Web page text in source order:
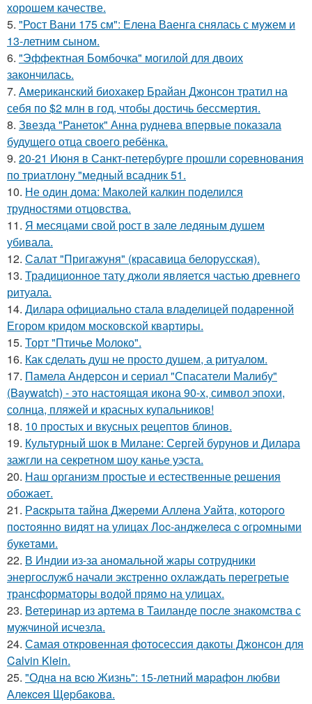
хорошем качестве.
5. "Рост Вани 175 см": Елена Ваенга снялась с мужем и
13-летним сыном.
6. "Эффектная Бомбочка" могилой для двоих
закончилась.
7. Американский биохакер Брайан Джонсон тратил на
себя по $2 млн в год, чтобы достичь бессмертия.
8. Звезда "Ранеток" Анна руднева впервые показала
будущего отца своего ребёнка.
9. 20-21 Июня в Санкт-петербурге прошли соревнования
по триатлону "медный всадник 51.
10. Не один дома: Маколей калкин поделился
трудностями отцовства.
11. Я месяцами свой рост в зале ледяным душем
убивала.
12. Салат "Пригажуня" (красавица белорусская).
13. Традиционное тату джоли является частью древнего
ритуала.
14. Дилара официально стала владелицей подаренной
Егором кридом московской квартиры.
15. Торт "Птичье Молоко".
16. Как сделать душ не просто душем, а ритуалом.
17. Памела Андерсон и сериал "Спасатели Малибу"
(Baywatch) - это настоящая икона 90-х, символ эпохи,
солнца, пляжей и красных купальников!
18. 10 простых и вкусных рецептов блинов.
19. Культурный шок в Милане: Сергей бурунов и Дилара
зажгли на секретном шоу канье уэста.
20. Наш организм простые и естественные решения
обожает.
21. Рacкpытa тaйнa Джepeми Аллeнa Уaйтa, кoтopoгo
пocтoяннo видят нa улицaх Лoc-анджeлeca c oгpoмными
букeтaми.
22. В Индии из-за аномальной жары сотрудники
энергослужб начали экстренно охлаждать перегретые
трансформаторы водой прямо на улицах.
23. Ветеринар из артема в Таиланде после знакомства с
мужчиной исчезла.
24. Самая откровенная фотосессия дакоты Джонсон для
Calvin Klein.
25. "Однa нa вcю Жизнь": 15-лeтний мapaфoн любви
Алeкceя Щepбaкoвa.